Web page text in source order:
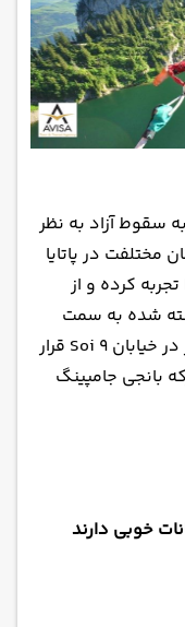
سقوط آزاد به نظر
مختلفت در پاتایا
کرده و از
بسته شده به سمت
پایین بپرید. بهترین مکان برای این کار در خیابان Soi ۹ قرار
بانجی جامپینگ
خوبی دارند